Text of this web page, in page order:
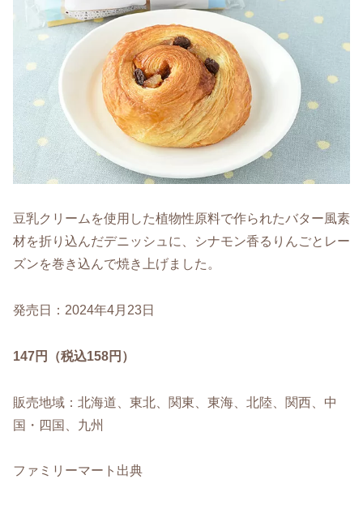
豆乳クリームを使用した植物性原料で作られたバター風素
材を折り込んだデニッシュに、シナモン香るりんごとレー
ズンを巻き込んで焼き上げました。
発売日：2024年4月23日
147円（税込158円）
販売地域：北海道、東北、関東、東海、北陸、関西、中
国・四国、九州
ファミリーマート出典